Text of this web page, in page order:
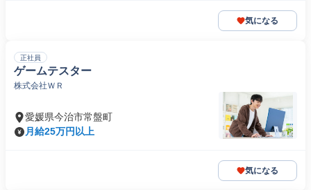
気になる
正社員
ゲームテスター
株式会社ＷＲ
愛媛県今治市常盤町
月給25万円以上
気になる